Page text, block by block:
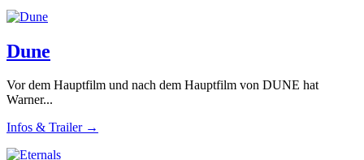
Dune
Vor dem Hauptfilm und nach dem Hauptfilm von DUNE hat
Warner...
Infos & Trailer →